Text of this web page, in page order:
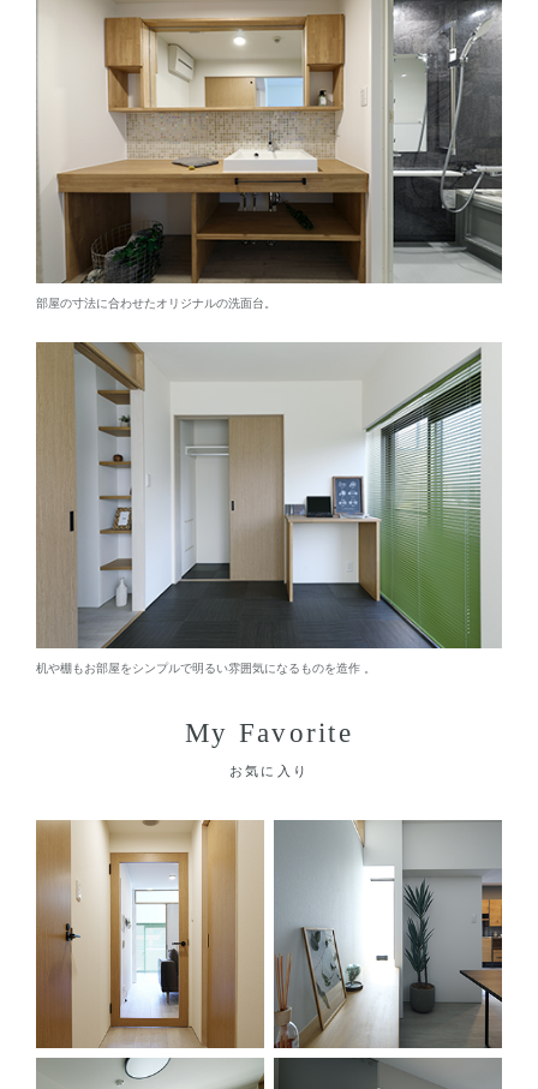
部屋の寸法に合わせたオリジナルの洗面台。
机や棚もお部屋をシンプルで明るい雰囲気になるものを造作 。
My Favorite
お気に入り